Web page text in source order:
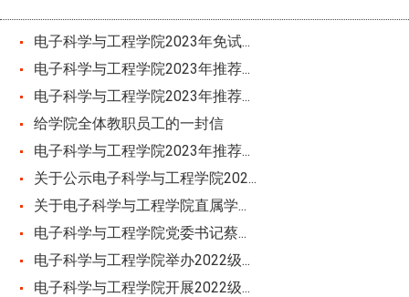
电子科学与工程学院2023年免试...
电子科学与工程学院2023年推荐...
电子科学与工程学院2023年推荐...
给学院全体教职员工的一封信
电子科学与工程学院2023年推荐...
关于公示电子科学与工程学院202...
关于电子科学与工程学院直属学...
电子科学与工程学院党委书记蔡...
电子科学与工程学院举办2022级...
电子科学与工程学院开展2022级...